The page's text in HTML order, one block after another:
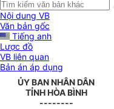
Nội dung VB
Văn bản gốc
Tiếng anh
Lược đồ
VB liên quan
Bản án áp dụng
ỦYBAN NHÂN DÂN
TỈNHHÒA BÌNH
--------